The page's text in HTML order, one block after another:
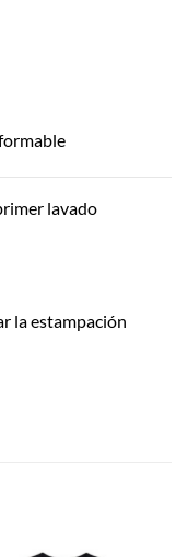
lavado
la estampación